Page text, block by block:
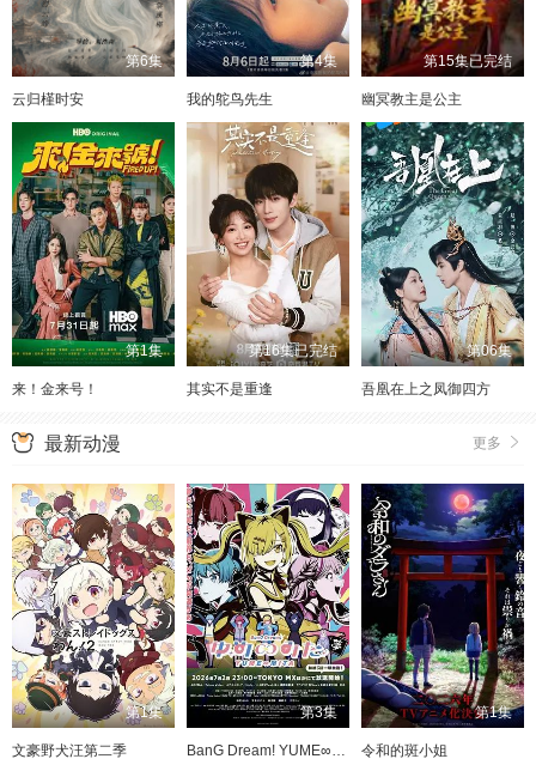
第6集
云归槿时安
第4集
我的鸵鸟先生
第15集已完结
幽冥教主是公主
第1集
来！金来号！
第16集已完结
其实不是重逢
第06集
吾凰在上之凤御四方
更多
最新动漫
第1集
文豪野犬汪第二季
第3集
BanG Dream! YUME∞MITA
第1集
令和的斑小姐